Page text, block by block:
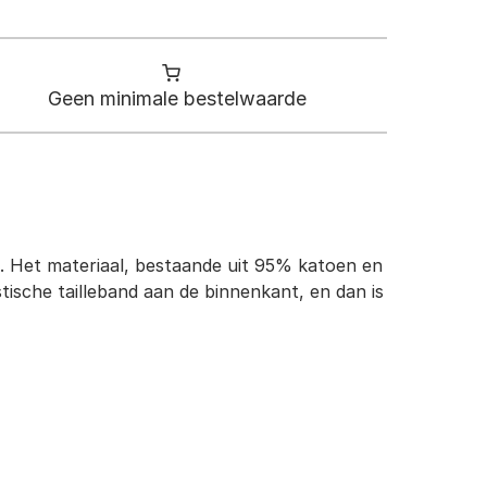
Geen minimale bestelwaarde
materiaal, bestaande uit 95% katoen en
tailleband aan de binnenkant, en dan is